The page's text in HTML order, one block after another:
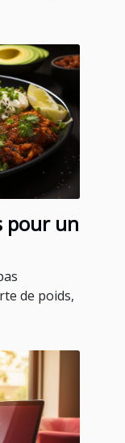
pour un
de poids,